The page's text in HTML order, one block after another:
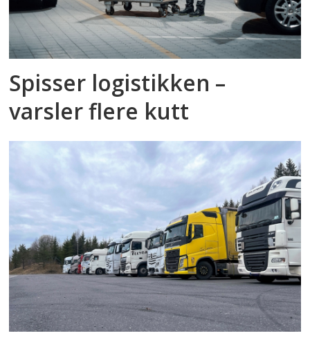
Spisser logistikken –
varsler flere kutt